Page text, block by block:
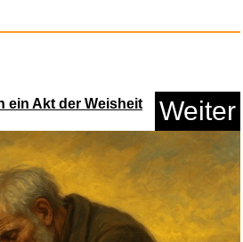
ONE - Gochujang
Anzeige
ein Akt der Weisheit Weiter